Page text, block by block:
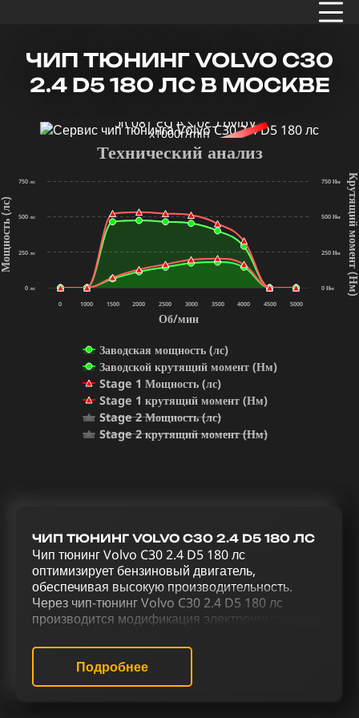
ЧИП ТЮНИНГ VOLVO C30
2.4 D5 180 ЛС В МОСКВЕ
x1000r/min
Об/мин
(лс)
Технический анализ
Заводская мощность (лс)
Заводской крутящий момент (Нм)
Stage 1 Мощность (лс)
Stage 1 крутящий момент (Нм)
Stage 2 Мощность (лс)
Stage 2 крутящий момент (Нм)
0 1000 1500 2000 2500 3000 3500 4000 4500 5000
0 лс
250 лс
500 лс
750 лс
0 Нм
250 Нм
500 Нм
750 Нм
ЧИП ТЮНИНГ VOLVO C30 2.4 D5 180 ЛС
Чип тюнинг Volvo C30 2.4 D5 180 лс
оптимизирует бензиновый двигатель,
обеспечивая высокую производительность.
Через чип-тюнинг Volvo C30 2.4 D5 180 лс
производится модификация электронных
программное обеспечение. Увеличение
производительности и улучшение
управляемости Volvo C30 2.4 D5 180 лс
Подробнее